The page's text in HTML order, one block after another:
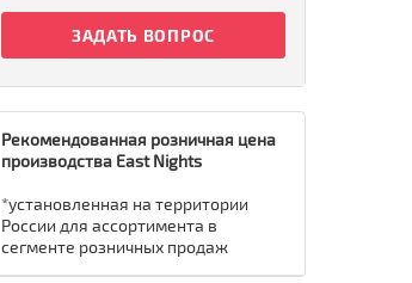
ЗАДАТЬ ВОПРОС
Рекомендованная розничная цена
производства East Nights
*установленная на территории
России для ассортимента в
сегменте розничных продаж